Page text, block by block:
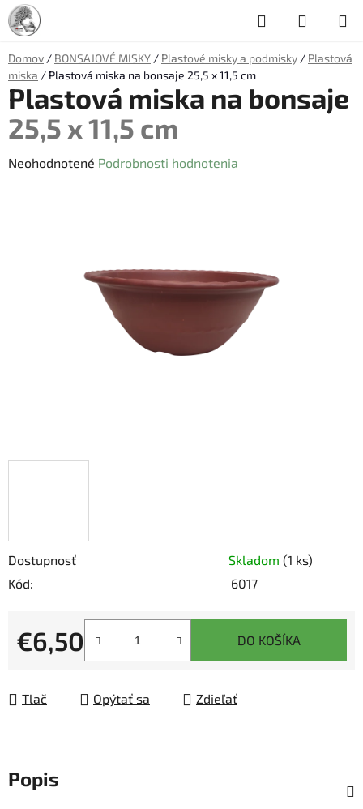
Prejsť
na
obsah
Hľadať
KOŠÍK
Domov / BONSAJOVÉ MISKY / Plastové misky a podmisky / Plastová
miska / Plastová miska na bonsaje 25,5 x 11,5 cm
Dostupnosť Skladom (1 ks)
Kód:
6017
€6,50
Jednotková cena:
DO KOŠÍKA
Tlač Opýtať sa Zdieľať
Plastová miska na bonsaje
25,5 x 11,5 cm
Priemerné
Neohodnotené Podrobnosti hodnotenia
Popis